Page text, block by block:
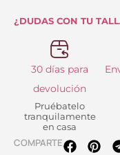
¿DUDAS CON TU
30 días para
devolución
Pruébatelo
tranquilamente
en casa
COMPARTE